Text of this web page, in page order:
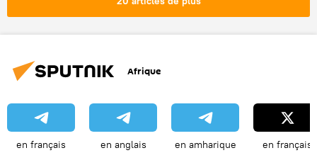
Afrique
en français en anglais en amharique en français